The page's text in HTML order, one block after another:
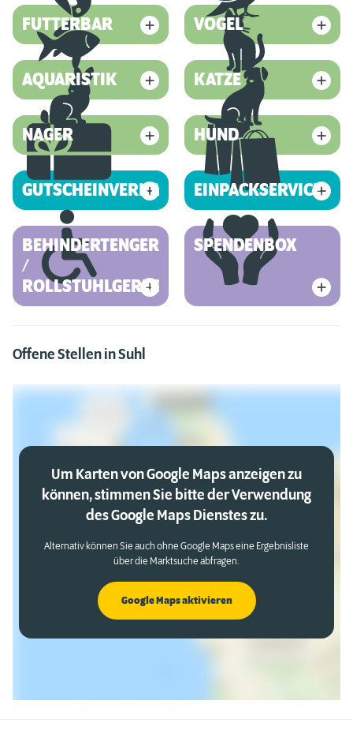
FUTTERBAR VOGEL
AQUARISTIK KATZE
NAGER HUND
GUTSCHEINVERKAUF EINPACKSERVICE
BEHINDERTENGERECHT
/
ROLLSTUHLGERECHT
SPENDENBOX
Offene Stellen in Suhl
Um Karten von Google Maps anzeigen zu
können, stimmen Sie bitte der Verwendung
des Google Maps Dienstes zu.
Alternativ können Sie auch ohne Google Maps eine Ergebnisliste
über die Marktsuche abfragen.
Google Maps aktivieren